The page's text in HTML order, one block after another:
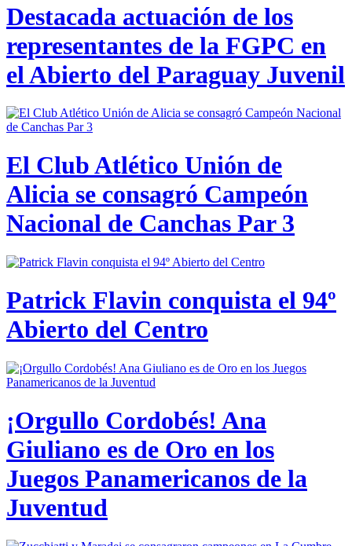
Destacada actuación de los
representantes de la FGPC en
el Abierto del Paraguay Juvenil
El Club Atlético Unión de
Alicia se consagró Campeón
Nacional de Canchas Par 3
Patrick Flavin conquista el 94º
Abierto del Centro
¡Orgullo Cordobés! Ana
Giuliano es de Oro en los
Juegos Panamericanos de la
Juventud